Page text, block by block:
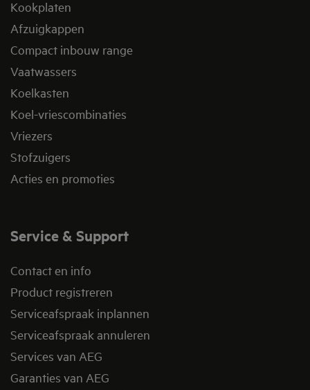
Kookplaten
Afzuigkappen
Compact inbouw range
Vaatwassers
Koelkasten
Koel-vriescombinaties
Vriezers
Stofzuigers
Acties en promoties
Service & Support
Contact en info
Product registreren
Serviceafspraak inplannen
Serviceafspraak annuleren
Services van AEG
Garanties van AEG